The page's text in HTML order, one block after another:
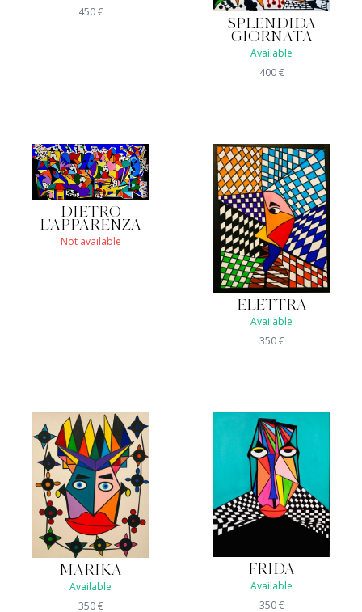
450€
SPLENDIDA
GIORNATA
Available
400€
DIETRO
L'APPARENZA
Not available
ELETTRA
Available
350€
MARIKA
Available
350€
FRIDA
Available
350€